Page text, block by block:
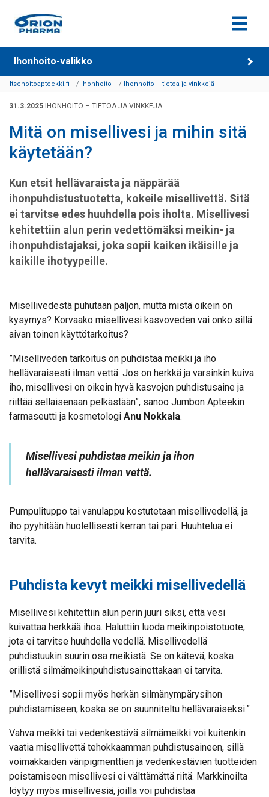
Siirry sisältöön
Ihonhoito-valikko
Itsehoitoapteekki.fi Ihonhoito Ihonhoito – tietoa ja vinkkejä
31.3.2025 IHONHOITO – TIETOA JA VINKKEJÄ
Mitä on misellivesi ja mihin sitä
käytetään?
Kun etsit hellävaraista ja näppärää
ihonpuhdistustuotetta, kokeile misellivettä. Sitä
ei tarvitse edes huuhdella pois iholta. Misellivesi
kehitettiin alun perin vedettömäksi meikin- ja
ihonpuhdistajaksi, joka sopii kaiken ikäisille ja
kaikille ihotyypeille.
Misellivedestä puhutaan paljon, mutta mistä oikein on
kysymys? Korvaako misellivesi kasvoveden vai onko sillä
aivan toinen käyttötarkoitus?
”Miselliveden tarkoitus on puhdistaa meikki ja iho
hellävaraisesti ilman vettä. Jos on herkkä ja varsinkin kuiva
iho, misellivesi on oikein hyvä kasvojen puhdistusaine ja
riittää sellaisenaan pelkästään”, sanoo Jumbon Apteekin
farmaseutti ja kosmetologi Anu Nokkala.
Misellivesi puhdistaa meikin ja ihon
hellävaraisesti ilman vettä.
Pumpulituppo tai vanulappu kostutetaan misellivedellä, ja
iho pyyhitään huolellisesti kerran tai pari. Huuhtelua ei
tarvita.
Puhdista kevyt meikki misellivedellä
Misellivesi kehitettiin alun perin juuri siksi, että vesi
kuivattaa herkkää ihoa. Haluttiin luoda meikinpoistotuote,
jota ei tarvitse huuhdella vedellä. Misellivedellä
puhdistuukin suurin osa meikistä. Se on kätevä, koska
erillistä silmämeikinpuhdistusainettakaan ei tarvita.
”Misellivesi sopii myös herkän silmänympärysihon
puhdistamiseen, koska se on suunniteltu hellävaraiseksi.”
Vahva meikki tai vedenkestävä silmämeikki voi kuitenkin
vaatia misellivettä tehokkaamman puhdistusaineen, sillä
voimakkaiden väripigmenttien ja vedenkestävien tuotteiden
poistamiseen misellivesi ei välttämättä riitä. Markkinoilta
löytyy myös misellivesiä, joilla voi puhdistaa